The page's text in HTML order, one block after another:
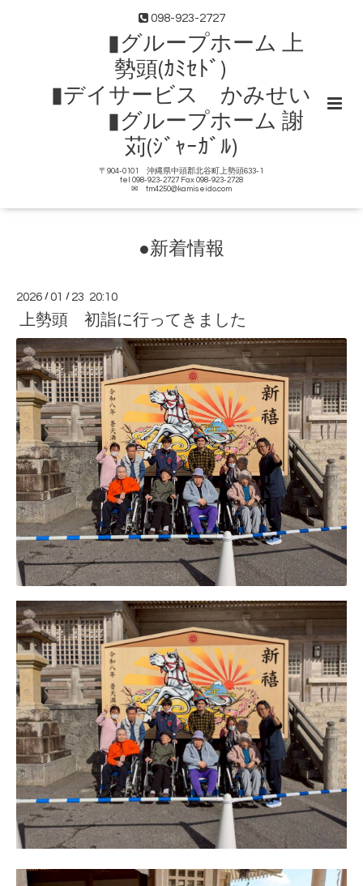
098-923-2727
▮グループホーム 上
勢頭(ｶﾐｾﾄﾞ)
▮デイサービス かみせい
▮グループホーム 謝
苅(ｼﾞｬｰｶﾞﾙ)
〒904-0101 沖縄県中頭郡北谷町上勢頭633-1
tel 098-923-2727 Fax 098-923-2728
✉ tm4250@kamiseido.com
●新着情報
2026 /01 / 23 20:10
上勢頭 初詣に行ってきました